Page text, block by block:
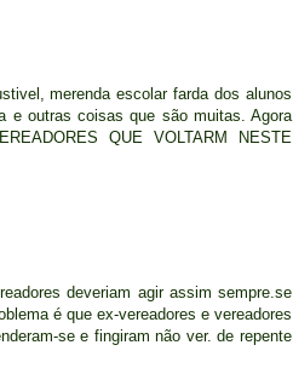
merenda escolar farda dos alunos
e outras coisas que são muitas. Agora
QUE VOLTARM NESTE
deveriam agir assim sempre.se
é que ex-vereadores e vereadores
se e fingiram não ver. de repente